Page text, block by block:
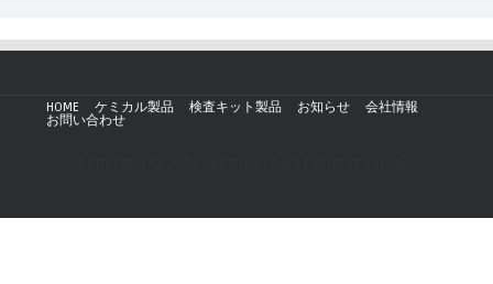
HOME ケミカル製品 検査キット製品 お知らせ
会社情報
お問い合わせ